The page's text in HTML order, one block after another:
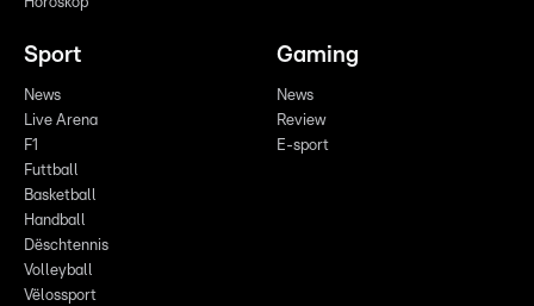
Horoskop
Sport
News
Live Arena
F1
Futtball
Basketball
Handball
Dëschtennis
Volleyball
Vëlossport
Gaming
News
Review
E-sport